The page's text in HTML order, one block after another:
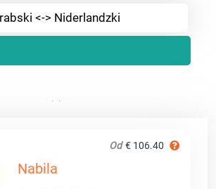
<-> Niderlandzki
Od € 106.40
Nabila